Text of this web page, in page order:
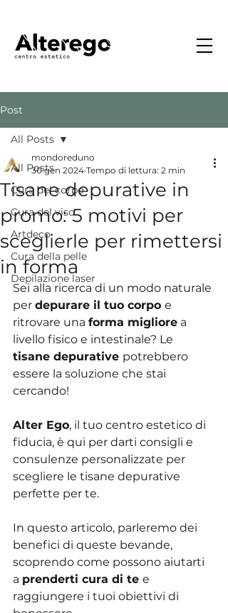
Post
All Posts
Cura del corpo
Cura del viso
Artdeco
Cura della pelle
Depilazione laser
All Posts
Tisane depurative in
promo: 5 motivi per
sceglierle per rimettersi
in forma
mondoreduno
30 gen 2024 Tempo di lettura: 2 min
Sei alla ricerca di un modo naturale
per depurare il tuo corpo e
ritrovare una forma migliore a
livello fisico e intestinale? Le
tisane depurative potrebbero
essere la soluzione che stai
cercando!
Alter Ego, il tuo centro estetico di
fiducia, è qui per darti consigli e
consulenze personalizzate per
scegliere le tisane depurative
perfette per te.
In questo articolo, parleremo dei
benefici di queste bevande,
scoprendo come possono aiutarti
a prenderti cura di te e
raggiungere i tuoi obiettivi di